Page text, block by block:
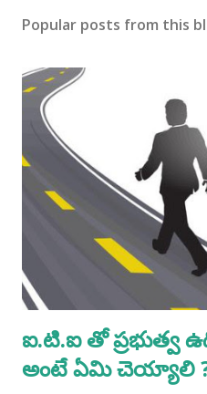
Popular posts from this
ఐ.టి.ఐ తో ప్రభుత్వ
అంటే ఏమి చెయ్యాలి